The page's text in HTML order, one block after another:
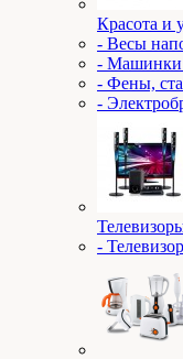
Красота и
- Весы
- Машинки
- Фены,
-
-